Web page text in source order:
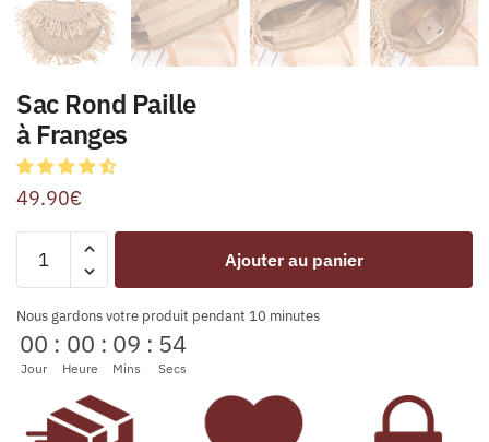
Sac Rond Paille
à Franges
49.90€
Ajouter au panier
Nous gardons votre produit pendant 10 minutes
00
Jour
: 00
Heure
: 09
Mins
: 54
Secs